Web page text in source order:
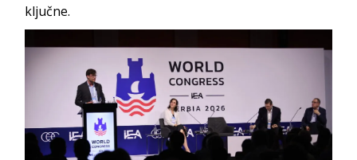
ključne.